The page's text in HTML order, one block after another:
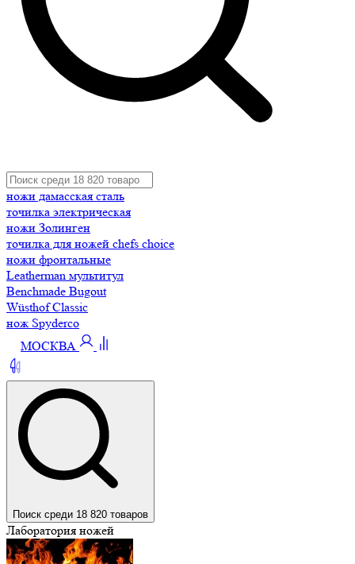
ножи дамасская сталь
точилка электрическая
ножи Золинген
точилка для ножей chefs choice
ножи фронтальные
Leatherman мультитул
Benchmade Bugout
Wüsthof Classic
нож Spyderco
МОСКВА
Поиск среди 18 820 товаров
Лаборатория ножей